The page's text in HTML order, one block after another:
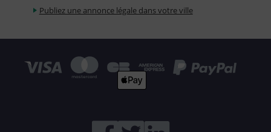
Publiez une annonce légale dans votre ville